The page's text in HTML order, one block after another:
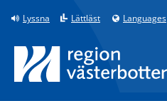
Till innehåll på sidan
Lyssna Lättläst Languages